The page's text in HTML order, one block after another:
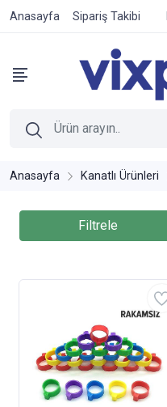
Anasayfa Sipariş Takibi
Anasayfa Kanatlı Ürünleri
Filtrele